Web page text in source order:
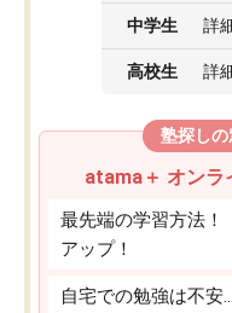
中学生 詳
高校生 詳
塾探し
atama＋ オンラ
最先端の学習方法！
アップ！
自宅での勉強は不安